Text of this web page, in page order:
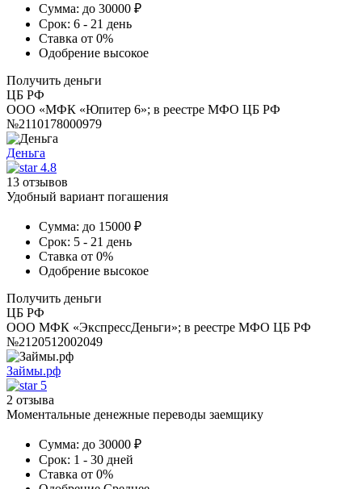
Сумма: до 30000 ₽
Срок: 6 - 21 день
Ставка от 0%
Одобрение высокое
Получить деньги
ЦБ РФ
ООО «МФК «Юпитер 6»; в реестре МФО ЦБ РФ
№2110178000979
Деньга
4.8
13 отзывов
Удобный вариант погашения
Сумма: до 15000 ₽
Срок: 5 - 21 день
Ставка от 0%
Одобрение высокое
Получить деньги
ЦБ РФ
ООО МФК «ЭкспрессДеньги»; в реестре МФО ЦБ РФ
№2120512002049
Займы.рф
5
2 отзыва
Моментальные денежные переводы заемщику
Сумма: до 30000 ₽
Срок: 1 - 30 дней
Ставка от 0%